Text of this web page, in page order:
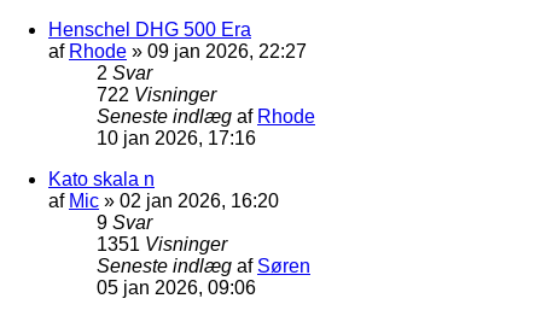
Henschel DHG 500 Era
af Rhode » 09 jan 2026, 22:27
2 Svar
722 Visninger
Seneste indlæg af Rhode
10 jan 2026, 17:16
Kato skala n
af Mic » 02 jan 2026, 16:20
9 Svar
1351 Visninger
Seneste indlæg af Søren
05 jan 2026, 09:06